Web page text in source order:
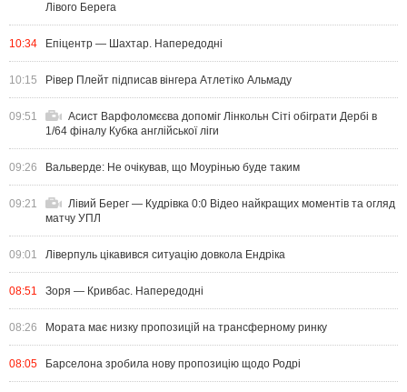
Лівого Берега
10:34 Епіцентр — Шахтар. Напередодні
10:15 Рівер Плейт підписав вінгера Атлетіко Альмаду
09:51
Асист Варфоломєєва допоміг Лінкольн Сіті обіграти Дербі в
1/64 фіналу Кубка англійської ліги
09:26 Вальверде: Не очікував, що Моурінью буде таким
09:21
Лівий Берег — Кудрівка 0:0 Відео найкращих моментів та огляд
матчу УПЛ
09:01 Ліверпуль цікавився ситуацію довкола Ендріка
08:51 Зоря — Кривбас. Напередодні
08:26 Мората має низку пропозицій на трансферному ринку
08:05 Барселона зробила нову пропозицію щодо Родрі